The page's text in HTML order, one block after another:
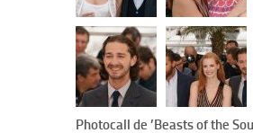
Photocall de ’Beasts of the